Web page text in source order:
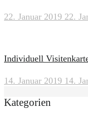
22. Januar 2019 22.
Individuell
14. Januar 2019 14.
Kategorien